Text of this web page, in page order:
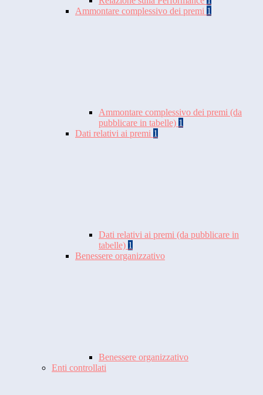
Ammontare complessivo dei premi 1
Ammontare complessivo dei premi (da
pubblicare in tabelle) 1
Dati relativi ai premi 1
Dati relativi ai premi (da pubblicare in
tabelle) 1
Benessere organizzativo
Benessere organizzativo
Enti controllati